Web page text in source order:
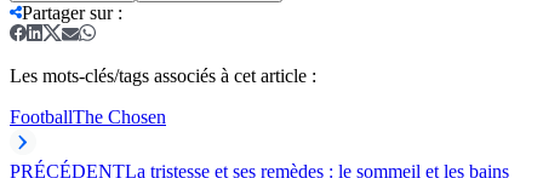
Partager sur:
Les mots-clés/tags associés à cet article :
FootballThe Chosen
PRÉCÉDENTLa tristesse et ses remèdes : le sommeil et les bains